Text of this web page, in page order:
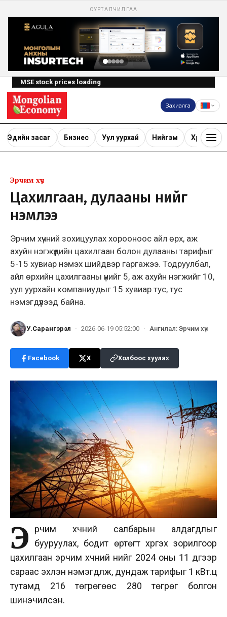
СУРТАЛЧИЛГАА
MSE stock prices loading
Захиалга
Эдийн засаг Бизнес Уул уурхай Нийгэм Хөрөнгө
Эрчим хүч
Цахилгаан, дулааны үнийг
нэмлээ
Эрчим хүчний зохицуулах хорооноос айл өрх, аж
ахуйн нэгжүүдийн цахилгаан болон дулааны тарифыг
5-15 хувиар нэмэх шийдвэр гаргажээ. Тодруулбал,
айл өрхийн цахилгааны үнийг 5, аж ахуйн нэгжийг 10,
уул уурхайн компаниудыг 15 хувиар тус, тус
нэмэгдүүлээд байна.
У.Сарангэрэл · 2026-06-19 05:52:00 · Ангилал: Эрчим хүч
Facebook X Холбоос хуулах
Э
рчим хүчний салбарын алдагдлыг
бууруулах, бодит өртөгт хүргэх зорилгоор
цахилгаан эрчим хүчний үнийг 2024 оны 11 дүгээр
сараас эхлэн нэмэгдүүлж, дундаж тарифыг 1 кВт.ц
тутамд 216 төгрөгөөс 280 төгрөг болгон
шинэчилсэн.